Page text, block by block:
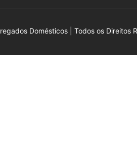
Domésticos | Todos os Direitos